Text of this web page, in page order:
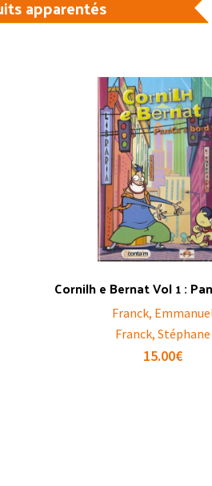
apparentés
Cornilh e Bernat Vol 1 :
Franck,
Franck, Stéphane
15.00€